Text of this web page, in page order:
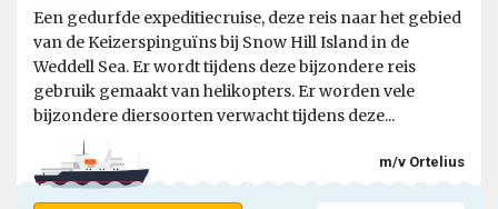
Een gedurfde expeditiecruise, deze reis naar het gebied
van de Keizerspinguïns bij Snow Hill Island in de
Weddell Sea. Er wordt tijdens deze bijzondere reis
gebruik gemaakt van helikopters. Er worden vele
bijzondere diersoorten verwacht tijdens deze...
m/v Ortelius